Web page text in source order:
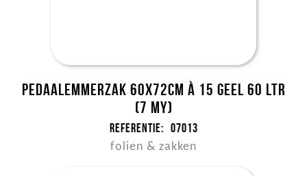
Pedaalemmerzak 60x72cm à 15 geel 60 ltr
(7 my)
Referentie: 07013
folien & zakken